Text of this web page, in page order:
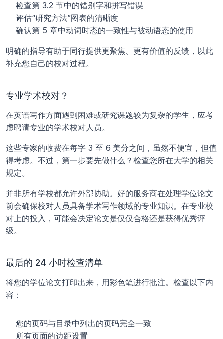
检查第 3.2 节中的错别字和拼写错误
评估“研究方法”图表的清晰度
确认第 5 章中动词时态的一致性与被动语态的使用
明确的指导有助于同行提供更聚焦、更有价值的反馈，以此
补充您自己的校对过程。
专业学术校对？
在英语写作方面遇到困难或研究课题较为复杂的学生，应考
虑聘请专业的学术校对人员。
这些专家的收费在每字 3 至 6 美分之间，虽然不便宜，但值
得考虑。不过，第一步要先做什么？检查您所在大学的相关
规定。
并非所有学校都允许外部协助。好的服务商在处理学位论文
前会确保校对人员具备学术写作领域的专业知识。在专业校
对上的投入，可能会决定论文是仅仅合格还是获得优秀评
级。
最后的 24 小时检查清单
将您的学位论文打印出来，用彩色笔进行批注。检查以下内
容：
您的页码与目录中列出的页码完全一致
所有页面的边距设置